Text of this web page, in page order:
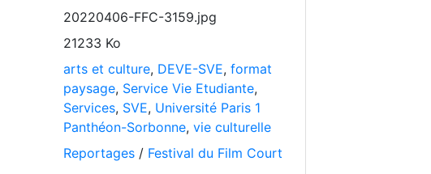
20220406-FFC-3159.jpg
21233 Ko
arts et culture, DEVE-SVE, format
paysage, Service Vie Etudiante,
Services, SVE, Université Paris 1
Panthéon-Sorbonne, vie culturelle
Reportages / Festival du Film Court